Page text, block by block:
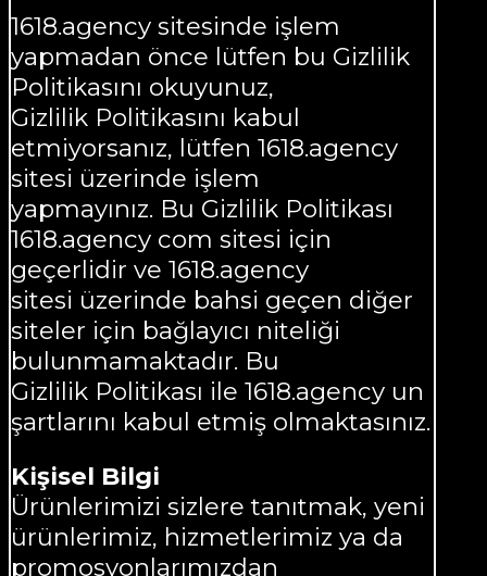
1618.agency sitesinde işlem
yapmadan önce lütfen bu Gizlilik
Politikasını okuyunuz,
Gizlilik Politikasını kabul
etmiyorsanız, lütfen 1618.agency
sitesi üzerinde işlem
yapmayınız. Bu Gizlilik Politikası
1618.agency com sitesi için
geçerlidir ve 1618.agency
sitesi üzerinde bahsi geçen diğer
siteler için bağlayıcı niteliği
bulunmamaktadır. Bu
Gizlilik Politikası ile 1618.agency un
şartlarını kabul etmiş olmaktasınız.
Kişisel Bilgi
Ürünlerimizi sizlere tanıtmak, yeni
ürünlerimiz, hizmetlerimiz ya da
promosyonlarımızdan